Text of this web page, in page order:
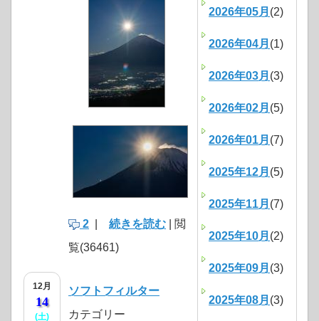
2 続きを読む | 閲
覧(36461)
12月
14
(土)
ソフトフィルター
カテゴリー
2026年05月 (2)
2026年04月 (1)
2026年03月 (3)
2026年02月 (5)
2026年01月 (7)
2025年12月 (5)
2025年11月 (7)
2025年10月 (2)
2025年09月 (3)
2025年08月 (3)